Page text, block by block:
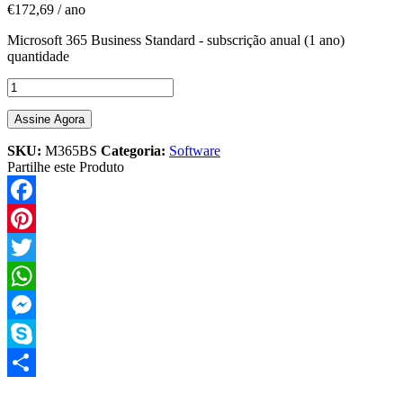
€172,69 / ano
Microsoft 365 Business Standard - subscrição anual (1 ano)
quantidade
Assine Agora
SKU: M365BS Categoria: Software
Partilhe este Produto
Facebook
Pinterest
Twitter
WhatsApp
Messenger
Skype